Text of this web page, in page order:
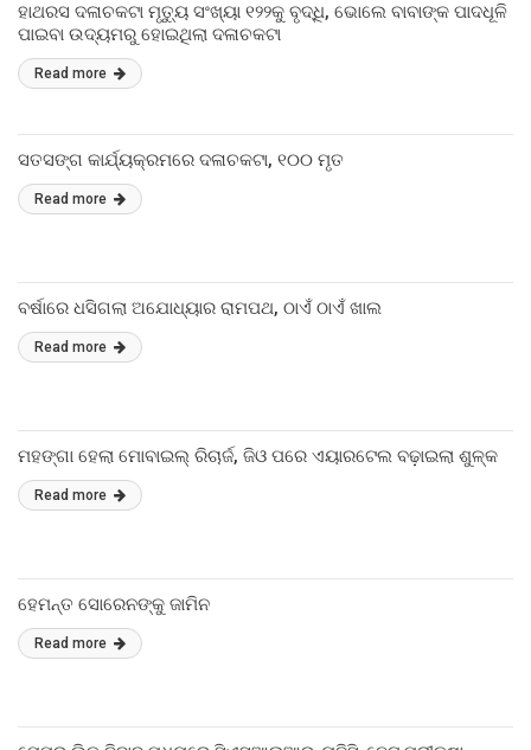
ହାଥରସ ଦଳାଚକଟା ମୃତ୍ୟୁ ସଂଖ୍ୟା ୧୨୨କୁ ବୃଦ୍ଧି, ଭୋଲେ ବାବାଙ୍କ ପାଦଧୂଳି
ପାଇବା ଉଦ୍ୟମରୁ ହୋଇଥିଲା ଦଳାଚକଟା
Read more
ସତସଙ୍ଗ କାର୍ଯ୍ୟକ୍ରମରେ ଦଳାଚକଟା, ୧୦୦ ମୃତ
Read more
ବର୍ଷାରେ ଧସିଗଲା ଅଯୋଧ୍ୟାର ରାମପଥ, ଠାଏଁ ଠାଏଁ ଖାଲ
Read more
ମହଙ୍ଗା ହେଲା ମୋବାଇଲ୍ ରିଚାର୍ଜ, ଜିଓ ପରେ ଏୟାରଟେଲ ବଢ଼ାଇଲା ଶୁଳ୍କ
Read more
ହେମନ୍ତ ସୋରେନଙ୍କୁ ଜାମିନ
Read more